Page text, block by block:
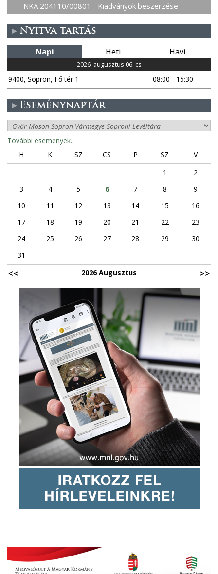
NKA 204110/00801 - Kiadványok beszerzése
Nyitva tartás
Napi Heti Havi
2026. augusztus 06. cs
9400, Sopron, Fő tér 1 08:00 - 15:30
Eseménynaptár
További események..
H
K SZ CS P SZ
V
1
2
3
4 5 6 7 8
9
10
11 12 13 14 15
16
17
18 19 20 21 22
23
24
25 26 27 28 29
30
31
2026 Augusztus